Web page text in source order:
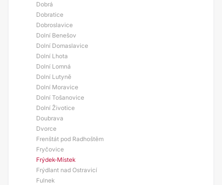
Dobrá
Dobratice
Dobroslavice
Dolní Benešov
Dolní Domaslavice
Dolní Lhota
Dolní Lomná
Dolní Lutyně
Dolní Moravice
Dolní Tošanovice
Dolní Životice
Doubrava
Dvorce
Frenštát pod Radhoštěm
Fryčovice
Frýdek-Místek
Frýdlant nad Ostravicí
Fulnek